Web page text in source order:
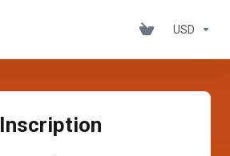
USD
Inscription